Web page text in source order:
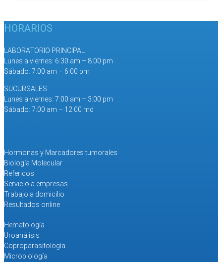
HORARIOS
LABORATORIO PRINCIPAL
Lunes a viernes: 6:30 am – 8:00 pm
Sábado: 7:00 am – 6:00 pm
SUCURSALES
Lunes a viernes: 7:00 am – 3:00 pm
Sábado: 7:00 am – 12:00 md
Hormonas y Marcadores tumorales
Biología Molecular
Referidos
Servicio a empresas
Trabajo a domicilio
Resultados online
Hematología
Uroanálisis
Coproparasitología
Microbiología